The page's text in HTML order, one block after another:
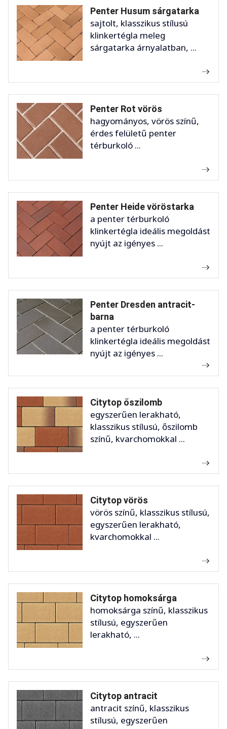
Penter Husum sárgatarka
sajtolt, klasszikus stílusú
klinkertégla meleg
sárgatarka árnyalatban, ...
Penter Rot vörös
hagyományos, vörös színű,
érdes felületű penter
térburkoló ...
Penter Heide vöröstarka
a penter térburkoló
klinkertégla ideális megoldást
nyújt az igényes ...
Penter Dresden antracit-
barna
a penter térburkoló
klinkertégla ideális megoldást
nyújt az igényes ...
Citytop őszilomb
egyszerűen lerakható,
klasszikus stílusú, őszilomb
színű, kvarchomokkal ...
Citytop vörös
vörös színű, klasszikus stílusú,
egyszerűen lerakható,
kvarchomokkal ...
Citytop homoksárga
homoksárga színű, klasszikus
stílusú, egyszerűen
lerakható, ...
Citytop antracit
antracit színű, klasszikus
stílusú, egyszerűen